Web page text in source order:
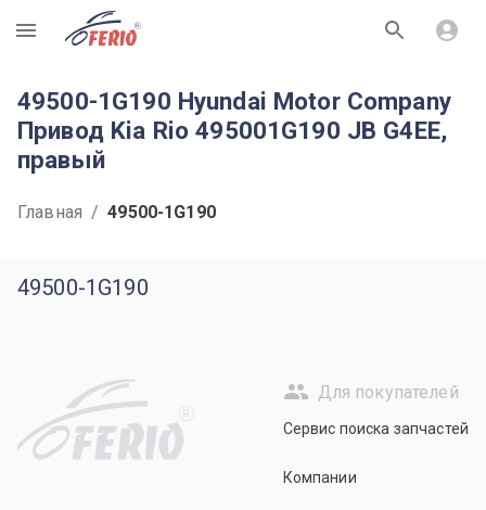
R
49500-1G190 Hyundai Motor Company
Привод Kia Rio 495001G190 JB G4EE,
правый
Главная / 49500-1G190
49500-1G190
R
Для покупателей
Сервис поиска запчастей
Компании